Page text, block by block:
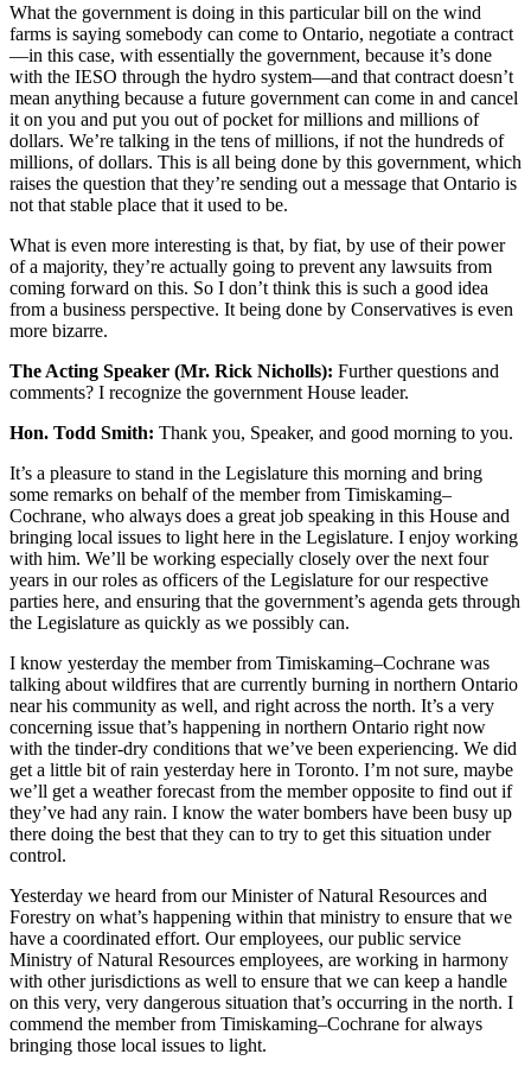
What the government is doing in this particular bill on the wind
farms is saying somebody can come to Ontario, negotiate a contract
—in this case, with essentially the government, because it’s done
with the IESO through the hydro system—and that contract doesn’t
mean anything because a future government can come in and cancel
it on you and put you out of pocket for millions and millions of
dollars. We’re talking in the tens of millions, if not the hundreds of
millions, of dollars. This is all being done by this government, which
raises the question that they’re sending out a message that Ontario is
not that stable place that it used to be.
What is even more interesting is that, by fiat, by use of their power
of a majority, they’re actually going to prevent any lawsuits from
coming forward on this. So I don’t think this is such a good idea
from a business perspective. It being done by Conservatives is even
more bizarre.
The Acting Speaker (Mr. Rick Nicholls): Further questions and
comments? I recognize the government House leader.
Hon. Todd Smith: Thank you, Speaker, and good morning to you.
It’s a pleasure to stand in the Legislature this morning and bring
some remarks on behalf of the member from Timiskaming–
Cochrane, who always does a great job speaking in this House and
bringing local issues to light here in the Legislature. I enjoy working
with him. We’ll be working especially closely over the next four
years in our roles as officers of the Legislature for our respective
parties here, and ensuring that the government’s agenda gets through
the Legislature as quickly as we possibly can.
I know yesterday the member from Timiskaming–Cochrane was
talking about wildfires that are currently burning in northern Ontario
near his community as well, and right across the north. It’s a very
concerning issue that’s happening in northern Ontario right now
with the tinder-dry conditions that we’ve been experiencing. We did
get a little bit of rain yesterday here in Toronto. I’m not sure, maybe
we’ll get a weather forecast from the member opposite to find out if
they’ve had any rain. I know the water bombers have been busy up
there doing the best that they can to try to get this situation under
control.
Yesterday we heard from our Minister of Natural Resources and
Forestry on what’s happening within that ministry to ensure that we
have a coordinated effort. Our employees, our public service
Ministry of Natural Resources employees, are working in harmony
with other jurisdictions as well to ensure that we can keep a handle
on this very, very dangerous situation that’s occurring in the north. I
commend the member from Timiskaming–Cochrane for always
bringing those local issues to light.